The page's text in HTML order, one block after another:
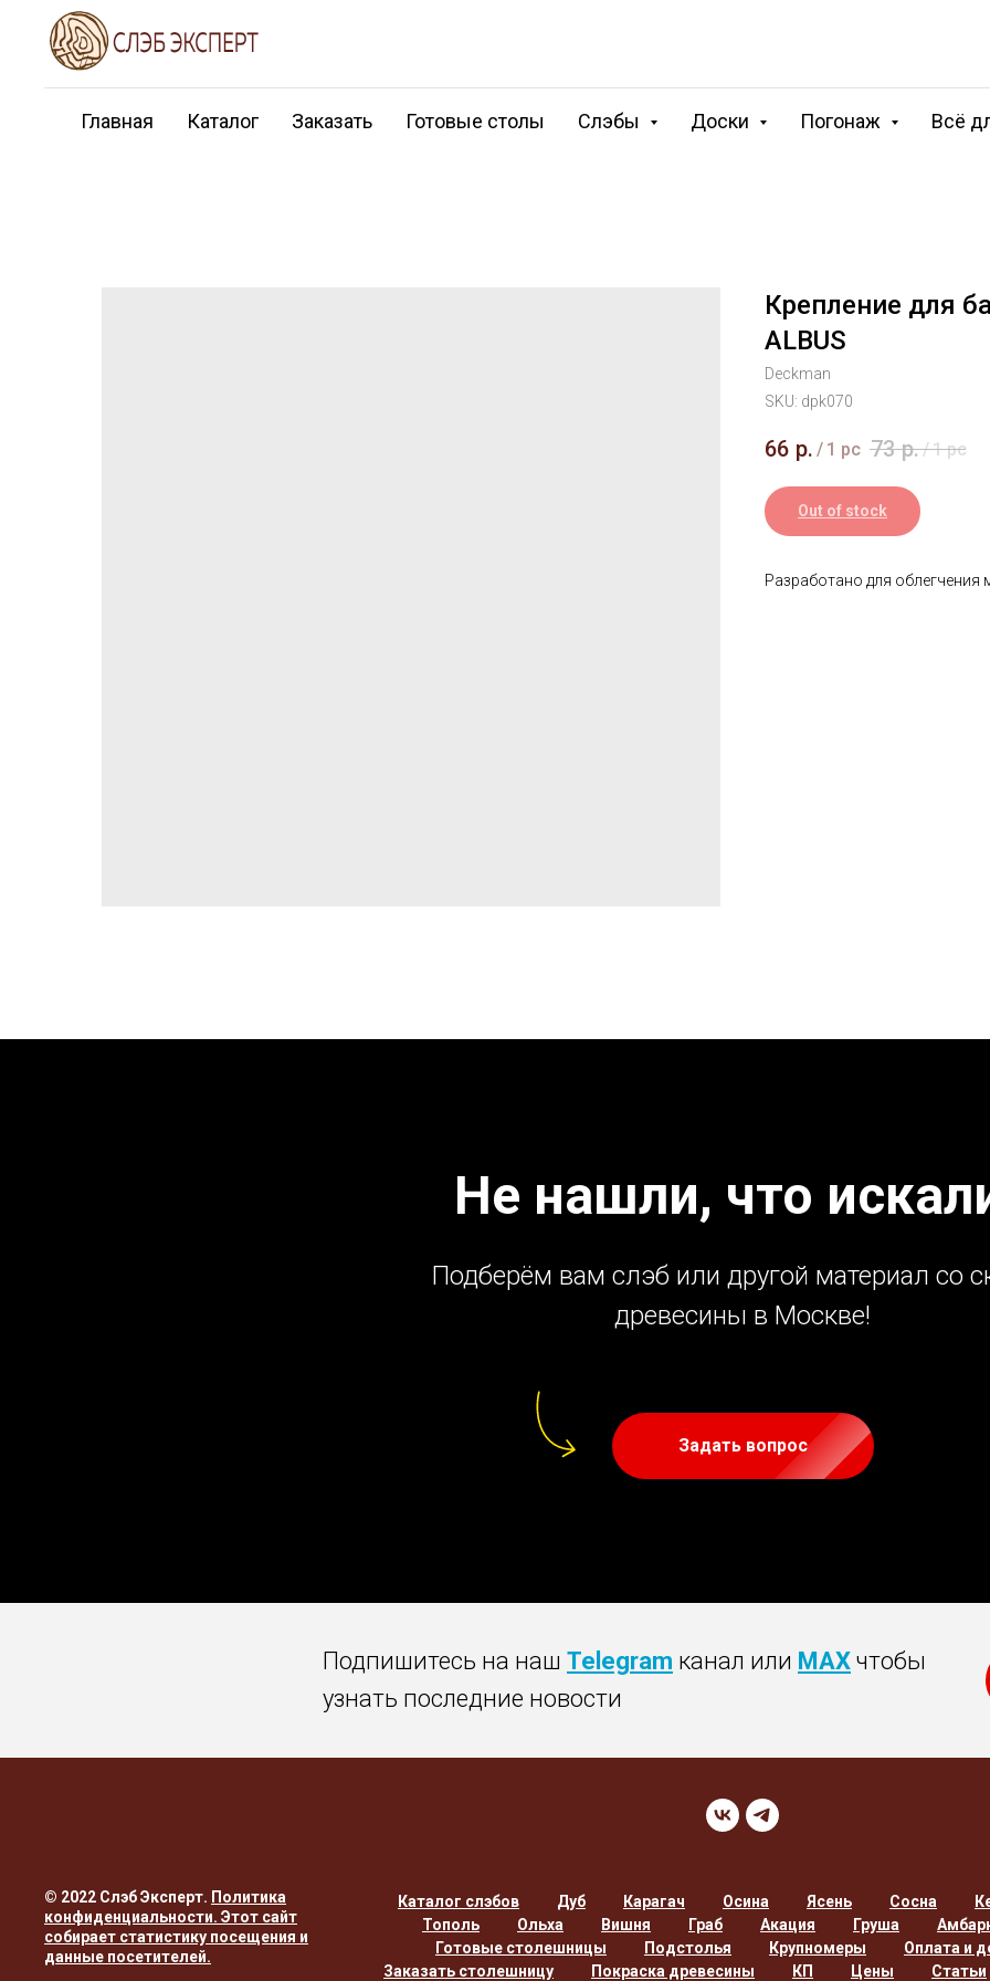
Главная Каталог Заказать Готовые столы Слэбы Доски Погонаж Всё
Крепление для
ALBUS
Deckman
SKU: dpk070
66 р. / 1 pc 73 р./1 pc
Out of stock
Разработано для облегчения
Не нашли, что
Подберём вам слэб или другой материал со
древесины в Москве!
Задать вопрос
Подпишитесь на наш Telegram канал или MAX чтобы
узнать последние новости
© 2022 Слэб Эксперт. Политика
конфиденциальности. Этот сайт
собирает статистику посещения и
данные посетителей.
Каталог слэбов Дуб Карагач Осина Ясень Сосна
Тополь
Ольха Вишня Граб Акация Груша
Готовые столешницы
Подстолья Крупномеры
Оплата и
Заказать столешницу
Покраска древесины КП Цены Статьи